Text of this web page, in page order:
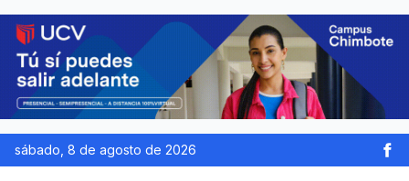
sábado, 8 de agosto de 2026